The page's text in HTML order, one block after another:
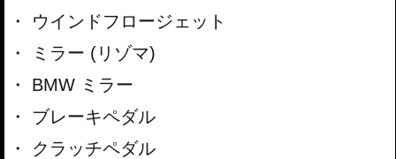
ウインドフロージェット
ミラー (リゾマ)
BMW ミラー
ブレーキペダル
クラッチペダル